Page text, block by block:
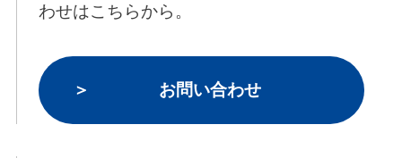
わせはこちらから。
お問い合わせ